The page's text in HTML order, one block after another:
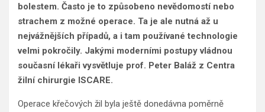
bolestem. Často je to způsobeno nevědomostí nebo
strachem z možné operace. Ta je ale nutná až u
nejvážnějších případů, a i tam používané technologie
velmi pokročily. Jakými moderními postupy vládnou
současní lékaři vysvětluje prof. Peter Baláž z Centra
žilní chirurgie ISCARE.
Operace křečových žil byla ještě donedávna poměrně